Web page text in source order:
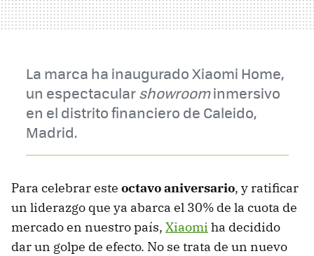
La marca ha inaugurado Xiaomi Home,
un espectacularshowroominmersivo
en el distrito financiero de Caleido,
Madrid.
Para celebrar este octavo aniversario, y ratificar
un liderazgo que ya abarca el 30% de la cuota de
mercado en nuestro país, Xiaomi ha decidido
dar un golpe de efecto. No se trata de un nuevo